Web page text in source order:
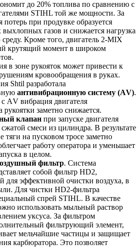
до 20% топлива по сравнению с
STIHL той же мощности. За
при продувке образуется
газов и снижается нагрузка
Кроме того, двигатель 2-MIX
крутящий момент в широком
в зоне рукояток может привести к
кровообращения в руках.
Shtil разработала
антивибрационную систему (АV).
АV вибрация двигателя
рукоятки заметно снижается.
клапан при запуске двигателя
смеси из цилиндра. В результате
тяги на пусковом тросе заметно
работу оператора и уменьшает
в целом.
фильтр. Система
собой фильтр HD2,
для эффективной очистки воздуха, в
Для чистки HD2-фильтра
спрей STIHL. В качестве
использовать мыльный раствор
уксуса. За фильтром
фильтрующий элемент,
мельчайшие частицы и защищает
карбюратора. Это позволяет